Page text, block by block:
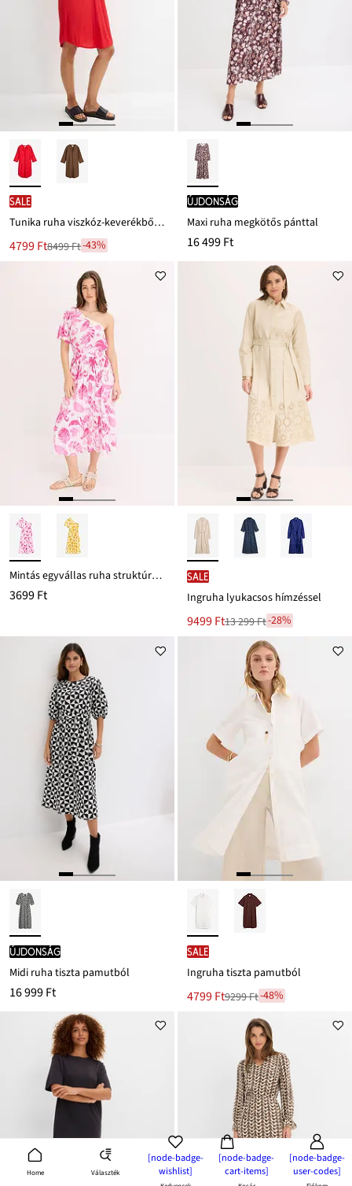
Home Választék
[node-badge-
wishlist]
[node-badge-
cart-items]
[node-badge-
user-codes]
SALE
Tunika ruha viszkóz-keverékből és struktúrás hatással
Új
ár
4799 Ft
Leárazva8499 Ft-43%
újdonság
Maxi ruha megkötős pánttal
16 499 Ft
Mintás egyvállas ruha struktúrás viszkózból
3699 Ft
SALE
Ingruha lyukacsos hímzéssel
Új
ár
9499 Ft
Leárazva13 299 Ft-28%
újdonság
Midi ruha tiszta pamutból
16 999 Ft
SALE
Ingruha tiszta pamutból
Új
4799 Ft
Leárazva9299 Ft-48%